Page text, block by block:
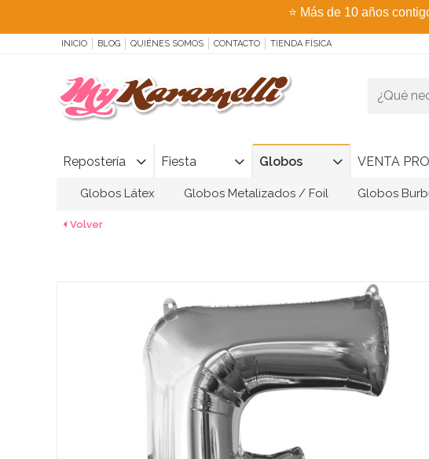
⭐ Más de 10 años
INICIO BLOG QUIÉNES SOMOS CONTACTO TIENDA FÍSICA
Repostería Fiesta Globos VENTA PRO
Globos Látex Globos Metalizados / Foil Globos
Volver